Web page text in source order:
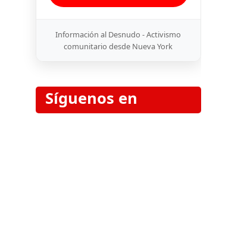
Información al Desnudo - Activismo
comunitario desde Nueva York
Síguenos en